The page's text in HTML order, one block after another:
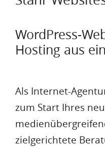
WordPress-
Hosting aus
Als Internet-
zum Start Ihres
zielgerichtete